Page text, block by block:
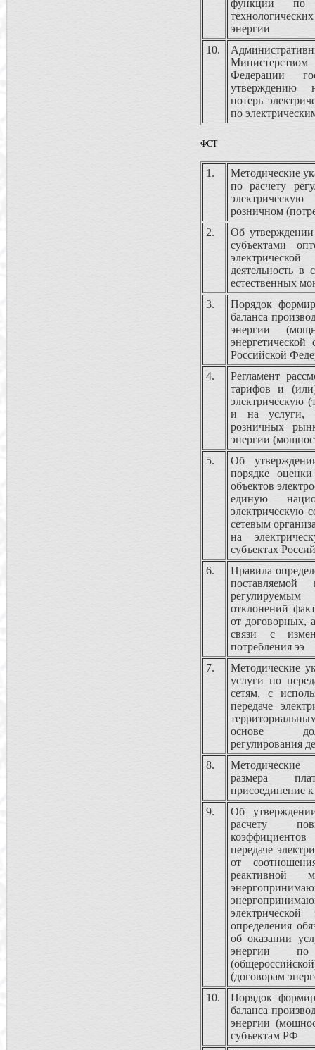
функции по
энергии
10.
Федерации
утверждению
потерь
по
ФСТ
1.
Методические
по расчету
розничном
2.
Об
субъектами
деятельность в
естественных
3.
Порядок
баланса
энергии
Российской
4.
Регламент
тарифов и
электрическую
и на услуги,
розничных
энергии
5.
Об
порядке
объектов
единую
электрическую
сетевым
на
субъектах
6.
Правила
отклонений
от договорных,
связи с
потребления ээ
7.
Методические
услуги по
сетям, с
передаче
основе
регулирования
8.
размера
присоединение
9.
Об
расчету
передаче
от
реактивной
определения
об оказании
энергии по
(договорам
10.
Порядок
баланса
энергии
субъектам РФ